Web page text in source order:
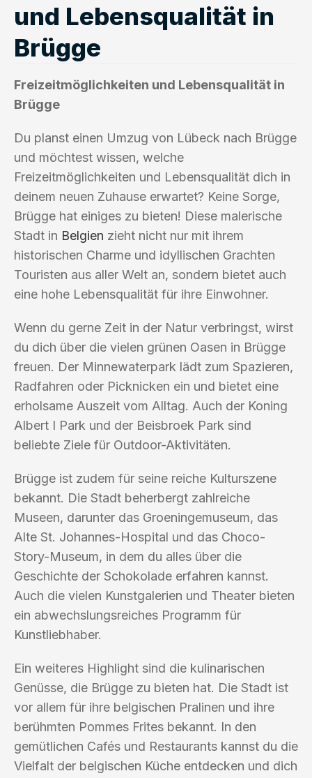
und Lebensqualität in
Brügge
Freizeitmöglichkeiten und Lebensqualität in
Brügge
Du planst einen Umzug von Lübeck nach Brügge
und möchtest wissen, welche
Freizeitmöglichkeiten und Lebensqualität dich in
deinem neuen Zuhause erwartet? Keine Sorge,
Brügge hat einiges zu bieten! Diese malerische
Stadt in Belgien zieht nicht nur mit ihrem
historischen Charme und idyllischen Grachten
Touristen aus aller Welt an, sondern bietet auch
eine hohe Lebensqualität für ihre Einwohner.
Wenn du gerne Zeit in der Natur verbringst, wirst
du dich über die vielen grünen Oasen in Brügge
freuen. Der Minnewaterpark lädt zum Spazieren,
Radfahren oder Picknicken ein und bietet eine
erholsame Auszeit vom Alltag. Auch der Koning
Albert I Park und der Beisbroek Park sind
beliebte Ziele für Outdoor-Aktivitäten.
Brügge ist zudem für seine reiche Kulturszene
bekannt. Die Stadt beherbergt zahlreiche
Museen, darunter das Groeningemuseum, das
Alte St. Johannes-Hospital und das Choco-
Story-Museum, in dem du alles über die
Geschichte der Schokolade erfahren kannst.
Auch die vielen Kunstgalerien und Theater bieten
ein abwechslungsreiches Programm für
Kunstliebhaber.
Ein weiteres Highlight sind die kulinarischen
Genüsse, die Brügge zu bieten hat. Die Stadt ist
vor allem für ihre belgischen Pralinen und ihre
berühmten Pommes Frites bekannt. In den
gemütlichen Cafés und Restaurants kannst du die
Vielfalt der belgischen Küche entdecken und dich